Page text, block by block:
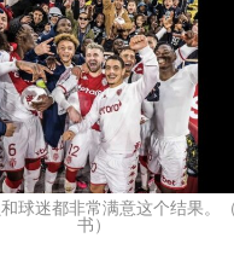
球迷都非常满意这个结果。
书）